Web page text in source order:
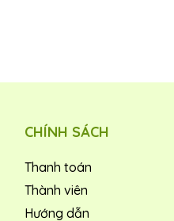
CHÍNH SÁCH
Thanh toán
Thành viên
Hướng dẫn